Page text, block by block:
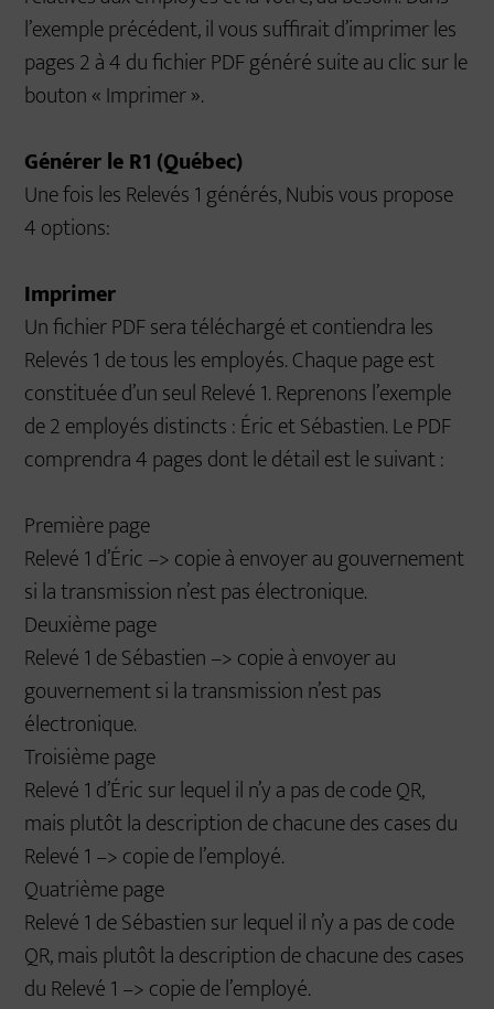
l’exemple précédent, il vous suffirait d’imprimer les
pages 2 à 4 du fichier PDF généré suite au clic sur le
bouton « Imprimer ».
Générer le R1 (Québec)
Une fois les Relevés 1 générés, Nubis vous propose
4 options:
Imprimer
Un fichier PDF sera téléchargé et contiendra les
Relevés 1 de tous les employés. Chaque page est
constituée d’un seul Relevé 1. Reprenons l’exemple
de 2 employés distincts : Éric et Sébastien. Le PDF
comprendra 4 pages dont le détail est le suivant :
Première page
Relevé 1 d’Éric –> copie à envoyer au gouvernement
si la transmission n’est pas électronique.
Deuxième page
Relevé 1 de Sébastien –> copie à envoyer au
gouvernement si la transmission n’est pas
électronique.
Troisième page
Relevé 1 d’Éric sur lequel il n’y a pas de code QR,
mais plutôt la description de chacune des cases du
Relevé 1 –> copie de l’employé.
Quatrième page
Relevé 1 de Sébastien sur lequel il n’y a pas de code
QR, mais plutôt la description de chacune des cases
du Relevé 1 –> copie de l’employé.